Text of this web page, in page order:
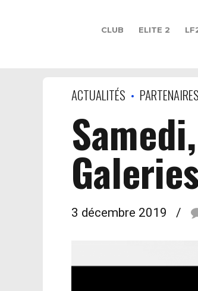
CLUB ELITE 2
ACTUALITÉS PARTENAIRES
3 décembre 2019